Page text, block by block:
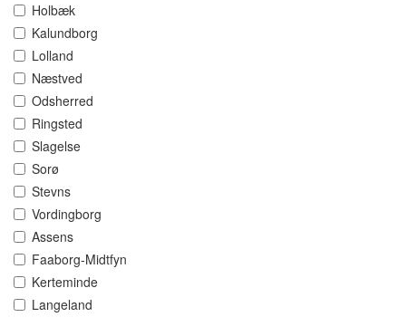
Holbæk
Kalundborg
Lolland
Næstved
Odsherred
Ringsted
Slagelse
Sorø
Stevns
Vordingborg
Assens
Faaborg-Midtfyn
Kerteminde
Langeland